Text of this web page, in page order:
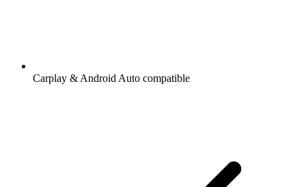
Carplay & Android Auto compatible